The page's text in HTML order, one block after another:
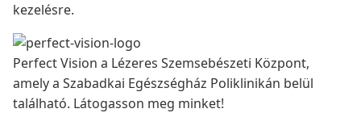
kezelésre.
Perfect Vision a Lézeres Szemsebészeti Központ,
amely a Szabadkai Egészségház Poliklinikán belül
található. Látogasson meg minket!